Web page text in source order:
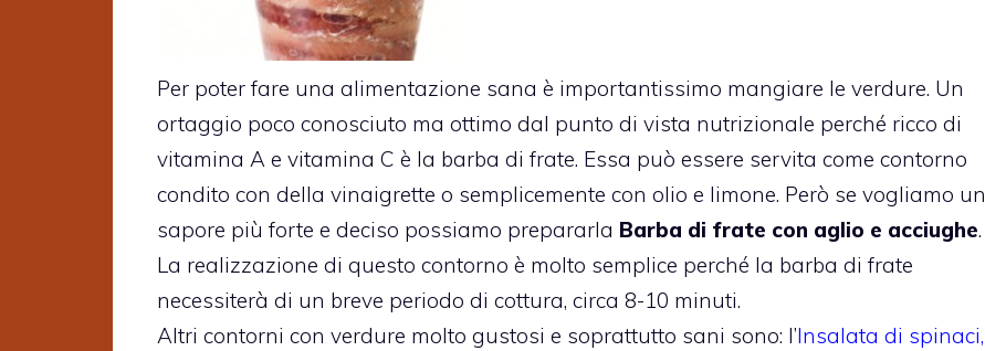
Per poter fare una alimentazione sana è importantissimo mangiare le verdure. Un
ortaggio poco conosciuto ma ottimo dal punto di vista nutrizionale perché ricco di
vitamina A e vitamina C è la barba di frate. Essa può essere servita come contorno
condito con della vinaigrette o semplicemente con olio e limone. Però se vogliamo un
sapore più forte e deciso possiamo prepararla Barba di frate con aglio e acciughe.
La realizzazione di questo contorno è molto semplice perché la barba di frate
necessiterà di un breve periodo di cottura, circa 8-10 minuti.
Altri contorni con verdure molto gustosi e soprattutto sani sono: l’Insalata di spinaci,